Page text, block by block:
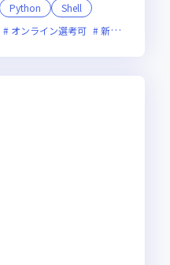
Python
Shell
オンライン選考可 新規立ち上げ